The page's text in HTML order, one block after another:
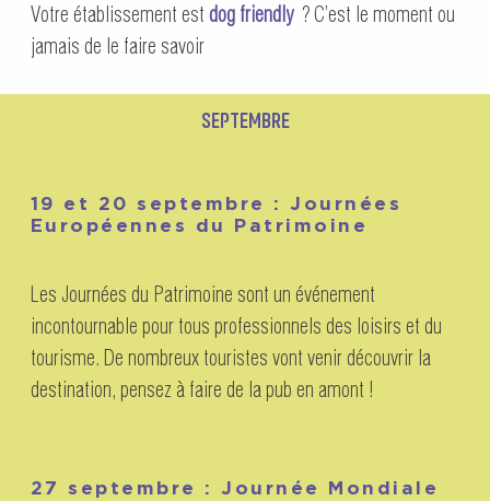
Votre établissement est dog friendly ? C’est le moment ou
jamais de le faire savoir
SEPTEMBRE
19 et 20 septembre : Journées
Européennes du Patrimoine
Les Journées du Patrimoine sont un événement
incontournable pour tous professionnels des loisirs et du
tourisme. De nombreux touristes vont venir découvrir la
destination, pensez à faire de la pub en amont !
27 septembre : Journée Mondiale